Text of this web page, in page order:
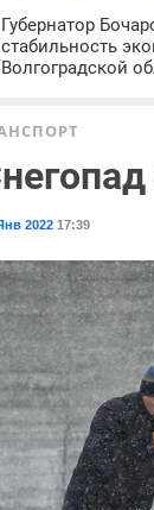
Губернатор
стабильность
Волгоградской
2022 17:39